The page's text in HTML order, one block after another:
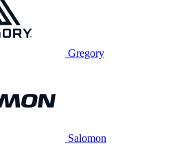
Gregory
Salomon